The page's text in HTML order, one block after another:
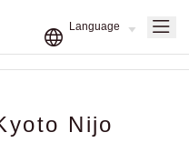
Nijo